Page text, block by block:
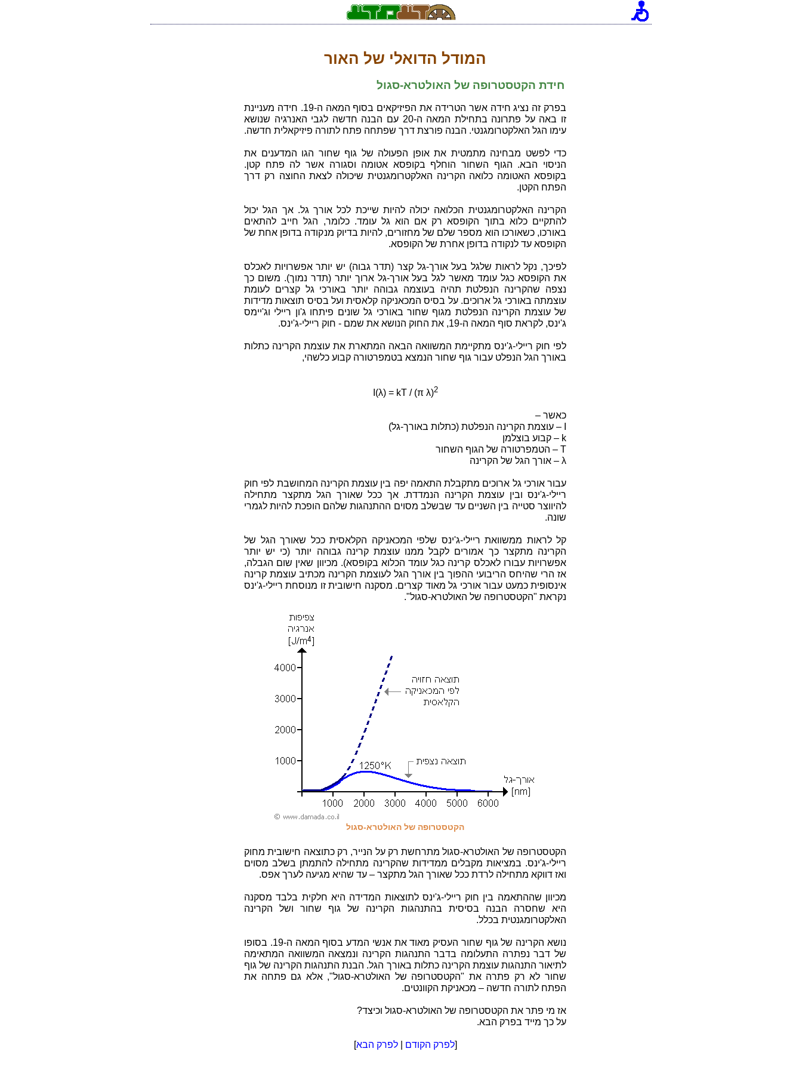
המודל הדואלי של האור
חידת הקטסטרופה של האולטרא-סגול
בפרק זה נציג חידה אשר הטרידה את הפיזיקאים בסוף המאה ה-19. חידה מעניינת
זו באה על פתרונה בתחילת המאה ה-20 עם הבנה חדשה לגבי האנרגיה שנושא
עימו הגל האלקטרומגנטי. הבנה פורצת דרך שפתחה פתח לתורה פיזיקאלית חדשה.
כדי לפשט מבחינה מתמטית את אופן הפעולה של גוף שחור הגו המדענים את
הניסוי הבא. הגוף השחור הוחלף בקופסא אטומה וסגורה אשר לה פתח קטן.
בקופסא האטומה כלואה הקרינה האלקטרומגנטית שיכולה לצאת החוצה רק דרך
הפתח הקטן.
הקרינה האלקטרומגנטית הכלואה יכולה להיות שייכת לכל אורך גל. אך הגל יכול
להתקיים כלוא בתוך הקופסא רק אם הוא גל עומד. כלומר, הגל חייב להתאים
באורכו, כשאורכו הוא מספר שלם של מחזורים, להיות בדיוק מנקודה בדופן אחת של
הקופסא עד לנקודה בדופן אחרת של הקופסא.
לפיכך, נקל לראות שלגל בעל אורך-גל קצר (תדר גבוה) יש יותר אפשרויות לאכלס
את הקופסא כגל עומד מאשר לגל בעל אורך-גל ארוך יותר (תדר נמוך). משום כך
נצפה שהקרינה הנפלטת תהיה בעוצמה גבוהה יותר באורכי גל קצרים לעומת
עוצמתה באורכי גל ארוכים. על בסיס המכאניקה קלאסית ועל בסיס תוצאות מדידות
של עוצמת הקרינה הנפלטת מגוף שחור באורכי גל שונים פיתחו ג'ון ריילי וג'יימס
ג'ינס, לקראת סוף המאה ה-19, את החוק הנושא את שמם - חוק ריילי-ג'ינס.
לפי חוק ריילי-ג'ינס מתקיימת המשוואה הבאה המתארת את עוצמת הקרינה כתלות
באורך הגל הנפלט עבור גוף שחור הנמצא בטמפרטורה קבוע כלשהי,
I(λ) = kT / (π λ)2
כאשר –
k – קבוע בוצלמן
T – הטמפרטורה של הגוף השחור
λ – אורך הגל של הקרינה
עבור אורכי גל ארוכים מתקבלת התאמה יפה בין עוצמת הקרינה המחושבת לפי חוק
ריילי-ג'ינס ובין עוצמת הקרינה הנמדדת. אך ככל שאורך הגל מתקצר מתחילה
להיווצר סטייה בין השניים עד שבשלב מסוים ההתנהגות שלהם הופכת להיות לגמרי
שונה.
קל לראות ממשוואת ריילי-ג'ינס שלפי המכאניקה הקלאסית ככל שאורך הגל של
הקרינה מתקצר כך אמורים לקבל ממנו עוצמת קרינה גבוהה יותר (כי יש יותר
אפשרויות עבורו לאכלס קרינה כגל עומד הכלוא בקופסא). מכיוון שאין שום הגבלה,
אז הרי שהיחס הריבועי ההפוך בין אורך הגל לעוצמת הקרינה מכתיב עוצמת קרינה
אינסופית כמעט עבור אורכי גל מאוד קצרים. מסקנה חישובית זו מנוסחת ריילי-ג'ינס
נקראת "הקטסטרופה של האולטרא-סגול".
הקטסטרופה של האולטרא-סגול
הקטסטרופה של האולטרא-סגול מתרחשת רק על הנייר, רק כתוצאה חישובית מחוק
ריילי-ג'ינס. במציאות מקבלים ממדידות שהקרינה מתחילה להתמתן בשלב מסוים
ואז דווקא מתחילה לרדת ככל שאורך הגל מתקצר – עד שהיא מגיעה לערך אפס.
מכיוון שההתאמה בין חוק ריילי-ג'ינס לתוצאות המדידה היא חלקית בלבד מסקנה
היא שחסרה הבנה בסיסית בהתנהגות הקרינה של גוף שחור ושל הקרינה
האלקטרומגנטית בכלל.
נושא הקרינה של גוף שחור העסיק מאוד את אנשי המדע בסוף המאה ה-19. בסופו
של דבר נפתרה התעלומה בדבר התנהגות הקרינה ונמצאה המשוואה המתאימה
לתיאור התנהגות עוצמת הקרינה כתלות באורך הגל. הבנת התנהגות הקרינה של גוף
שחור לא רק פתרה את "הקטסטרופה של האולטרא-סגול", אלא גם פתחה את
הפתח לתורה חדשה – מכאניקת הקוונטים.
אז מי פתר את הקטסטרופה של האולטרא-סגול וכיצד?
על כך מייד בפרק הבא.
[לפרק הקודם |לפרק הבא]